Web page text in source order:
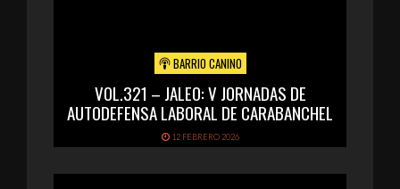
BARRIO CANINO
VOL.321 – JALEO: V JORNADAS DE
AUTODEFENSA LABORAL DE CARABANCHEL
12 FEBRERO 2026